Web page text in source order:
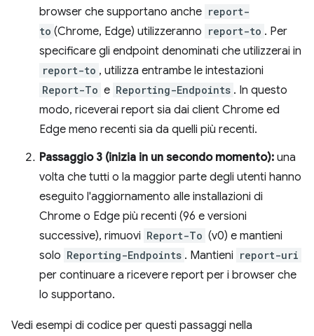
browser che supportano anche report-
to (Chrome, Edge) utilizzeranno report-to . Per
specificare gli endpoint denominati che utilizzerai in
report-to , utilizza entrambe le intestazioni
Report-To e Reporting-Endpoints . In questo
modo, riceverai report sia dai client Chrome ed
Edge meno recenti sia da quelli più recenti.
Passaggio 3 (inizia in un secondo momento): una
volta che tutti o la maggior parte degli utenti hanno
eseguito l'aggiornamento alle installazioni di
Chrome o Edge più recenti (96 e versioni
successive), rimuovi Report-To (v0) e mantieni
solo Reporting-Endpoints . Mantieni report-uri
per continuare a ricevere report per i browser che
lo supportano.
Vedi esempi di codice per questi passaggi nella